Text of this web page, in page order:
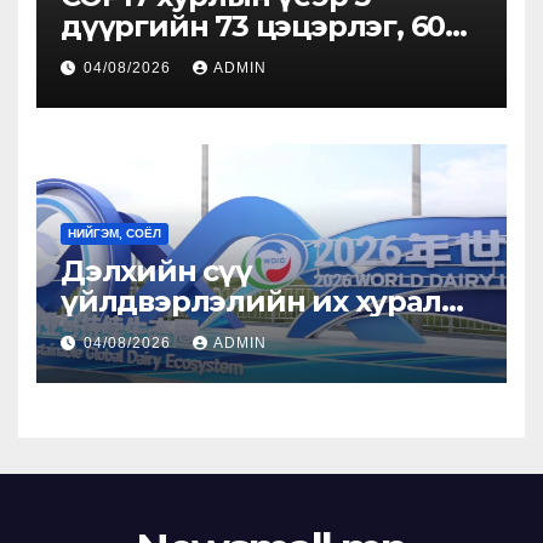
дүүргийн 73 цэцэрлэг, 60
сургуульд зохицуулалт
хийнэ
04/08/2026 ADMIN
НИЙГЭМ, СОЁЛ
Дэлхийн сүү
үйлдвэрлэлийн их хурал
болж байна
04/08/2026 ADMIN